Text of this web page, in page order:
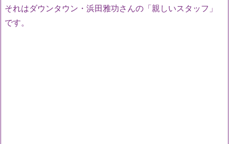
それはダウンタウン・浜田雅功さんの「親しいスタッフ」
です。